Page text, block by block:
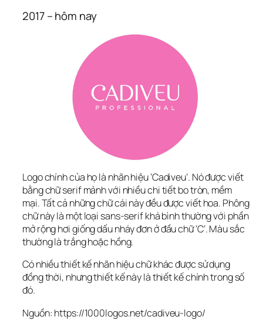
2017 – hôm nay
Logo chính của họ là nhãn hiệu ‘Cadiveu’. Nó được viết
bằng chữ serif mảnh với nhiều chi tiết bo tròn, mềm
mại. Tất cả những chữ cái này đều được viết hoa. Phông
chữ này là một loại sans-serif khá bình thường với phần
mở rộng hơi giống dấu nháy đơn ở đầu chữ ‘C’. Màu sắc
thường là trắng hoặc hồng.
Có nhiều thiết kế nhãn hiệu chữ khác được sử dụng
đồng thời, nhưng thiết kế này là thiết kế chính trong số
đó.
Nguồn: https://1000logos.net/cadiveu-logo/